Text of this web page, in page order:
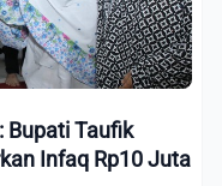
Bupati Taufik
Infaq Rp10 Juta